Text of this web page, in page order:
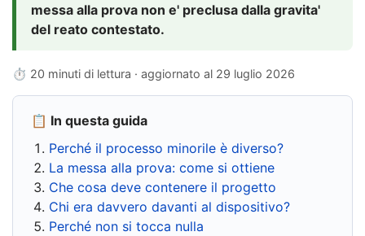
messa alla prova non e' preclusa dalla gravita'
del reato contestato.
⏱ 20 minuti di lettura · aggiornato al 29 luglio 2026
📋 In questa guida
Perché il processo minorile è diverso?
La messa alla prova: come si ottiene
Che cosa deve contenere il progetto
Chi era davvero davanti al dispositivo?
Perché non si tocca nulla